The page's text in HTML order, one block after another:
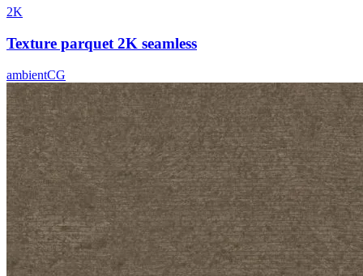
2K
Texture parquet 2K seamless
ambientCG